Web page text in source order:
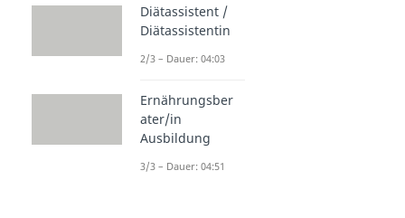
Diätassistent /
Diätassistentin
2/3 – Dauer: 04:03
Ernährungsber
ater/in
Ausbildung
3/3 – Dauer: 04:51